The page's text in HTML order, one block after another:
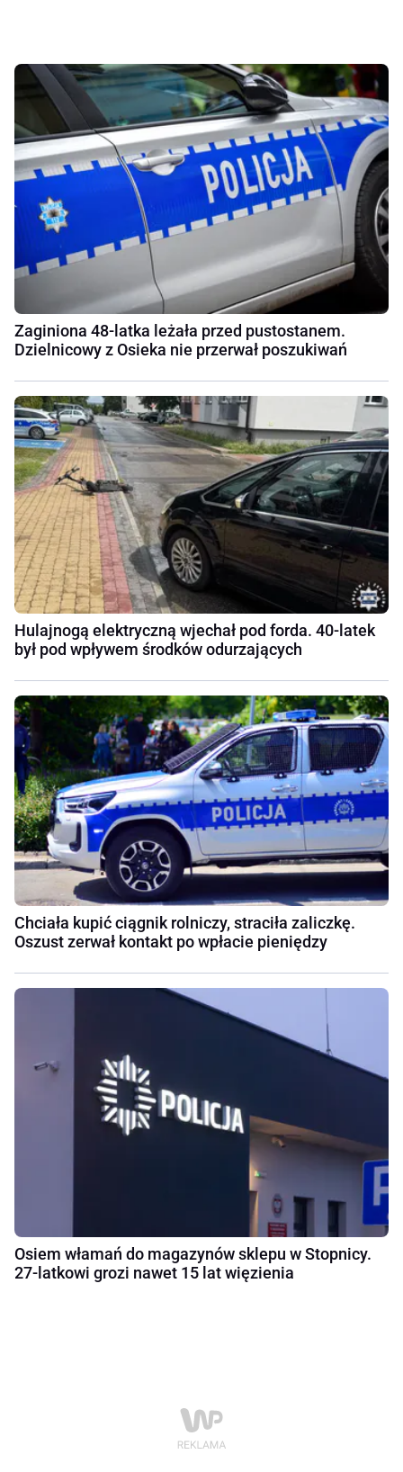
Zaginiona 48-latka leżała przed pustostanem.
Dzielnicowy z Osieka nie przerwał poszukiwań
Hulajnogą elektryczną wjechał pod forda. 40-latek
był pod wpływem środków odurzających
Chciała kupić ciągnik rolniczy, straciła zaliczkę.
Oszust zerwał kontakt po wpłacie pieniędzy
Osiem włamań do magazynów sklepu w Stopnicy.
27-latkowi grozi nawet 15 lat więzienia